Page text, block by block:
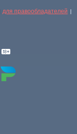
для правообладателей |